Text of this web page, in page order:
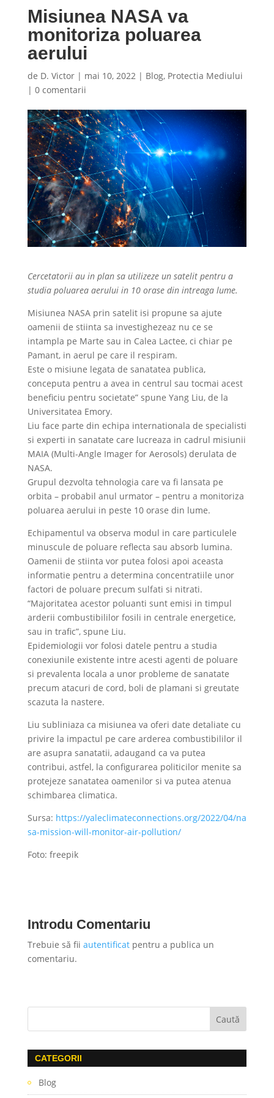
Misiunea NASA va
monitoriza poluarea
aerului
de D. Victor| mai 10, 2022| Blog, Protectia Mediului
| 0 comentarii
Cercetatorii au in plan sa utilizeze un satelit pentru a
studia poluarea aerului in 10 orase din intreaga lume.
Misiunea NASA prin satelit isi propune sa ajute
oamenii de stiinta sa investighezeaz nu ce se
intampla pe Marte sau in Calea Lactee, ci chiar pe
Pamant, in aerul pe care il respiram.
Este o misiune legata de sanatatea publica,
conceputa pentru a avea in centrul sau tocmai acest
beneficiu pentru societate” spune Yang Liu, de la
Universitatea Emory.
Liu face parte din echipa internationala de specialisti
si experti in sanatate care lucreaza in cadrul misiunii
MAIA (Multi-Angle Imager for Aerosols) derulata de
NASA.
Grupul dezvolta tehnologia care va fi lansata pe
orbita – probabil anul urmator – pentru a monitoriza
poluarea aerului in peste 10 orase din lume.
Echipamentul va observa modul in care particulele
minuscule de poluare reflecta sau absorb lumina.
Oamenii de stiinta vor putea folosi apoi aceasta
informatie pentru a determina concentratiile unor
factori de poluare precum sulfati si nitrati.
“Majoritatea acestor poluanti sunt emisi in timpul
arderii combustibililor fosili in centrale energetice,
sau in trafic”, spune Liu.
Epidemiologii vor folosi datele pentru a studia
conexiunile existente intre acesti agenti de poluare
si prevalenta locala a unor probleme de sanatate
precum atacuri de cord, boli de plamani si greutate
scazuta la nastere.
Liu subliniaza ca misiunea va oferi date detaliate cu
privire la impactul pe care arderea combustibililor il
are asupra sanatatii, adaugand ca va putea
contribui, astfel, la configurarea politicilor menite sa
protejeze sanatatea oamenilor si va putea atenua
schimbarea climatica.
Sursa: https://yaleclimateconnections.org/2022/04/na
sa-mission-will-monitor-air-pollution/
Foto: freepik
Introdu Comentariu
Trebuie să fii autentificatpentru a publica un
comentariu.
CATEGORII
Blog